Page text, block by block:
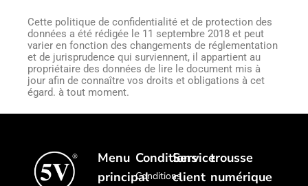
Cette politique de confidentialité et de protection des
données a été rédigée le 11 septembre 2018 et peut
varier en fonction des changements de réglementation
et de jurisprudence qui surviennent, il appartient au
propriétaire des données de lire le document mis à
jour afin de connaître vos droits et obligations à cet
égard. à tout moment.
Menu
principal
Conditions
Conditions
Service
client
trousse
numérique